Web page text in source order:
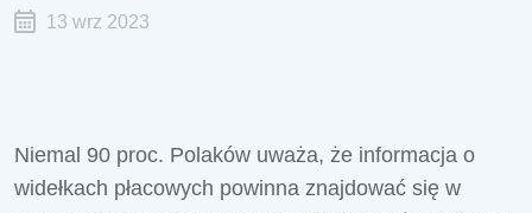
13 wrz 2023
Niemal 90 proc. Polaków uważa, że informacja o
widełkach płacowych powinna znajdować się w